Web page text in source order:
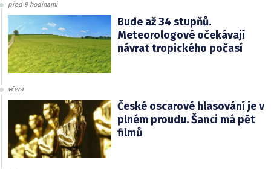
před 9 hodinami
Bude až 34 stupňů.
Meteorologové očekávají
návrat tropického počasí
včera
České oscarové hlasování je v
plném proudu. Šanci má pět
filmů